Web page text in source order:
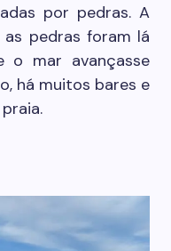
por pedras. A
pedras foram lá
o mar avançasse
há muitos bares e